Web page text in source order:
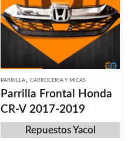
PARRILLA, CARROCERIA Y MICAS
Parrilla Frontal Honda
CR-V 2017-2019
Repuestos Yacol